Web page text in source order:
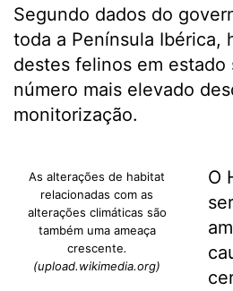
Segundo dados do
toda a Península Ibérica,
destes felinos em estado
número mais elevado
monitorização.
As alterações de habitat
relacionadas com as
alterações climáticas são
também uma ameaça
crescente.
(upload.wikimedia.org)
O